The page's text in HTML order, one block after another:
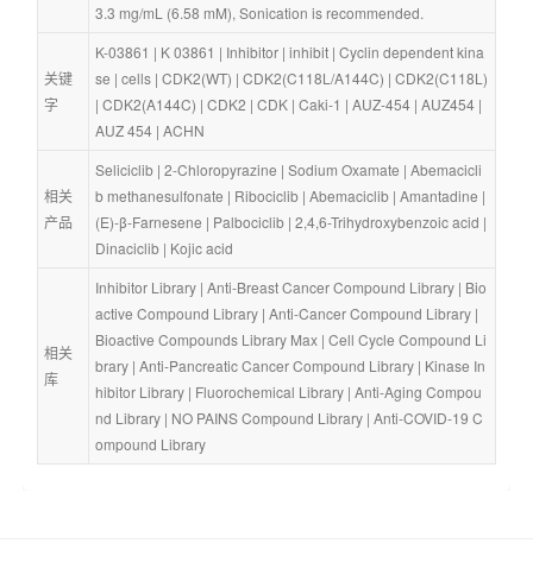
3.3 mg/mL (6.58 mM), Sonication is recommended.
关键
字
K-03861 | K 03861 | Inhibitor | inhibit | Cyclin dependent kina
se | cells | CDK2(WT) | CDK2(C118L/A144C) | CDK2(C118L)
| CDK2(A144C) | CDK2 | CDK | Caki-1 | AUZ-454 | AUZ454
AUZ 454 | ACHN
相关
产品
Seliciclib | 2-Chloropyrazine | Sodium Oxamate | Abemacicli
b methanesulfonate | Ribociclib | Abemaciclib | Amantadine
(E)-β-Farnesene | Palbociclib | 2,4,6-Trihydroxybenzoic acid
Dinaciclib | Kojic acid
相关
库
Inhibitor Library | Anti-Breast Cancer Compound Library | Bio
active Compound Library | Anti-Cancer Compound Library
Bioactive Compounds Library Max | Cell Cycle Compound Li
brary | Anti-Pancreatic Cancer Compound Library | Kinase In
hibitor Library | Fluorochemical Library | Anti-Aging Compou
nd Library | NO PAINS Compound Library | Anti-COVID-19 C
ompound Library